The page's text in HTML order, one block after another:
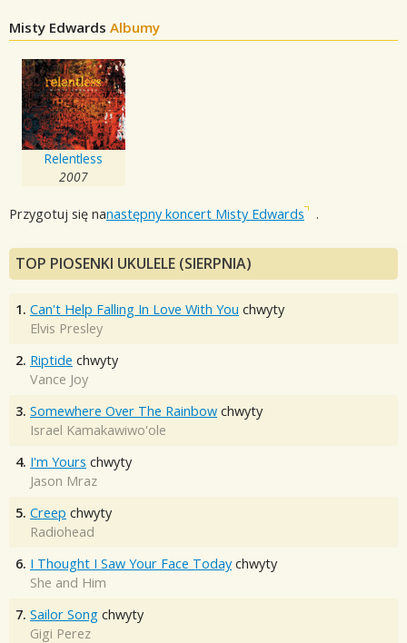
Misty Edwards Albumy
Relentless
2007
Przygotuj się nanastępny koncert Misty Edwards .
TOP PIOSENKI UKULELE (SIERPNIA)
1. Can't Help Falling In Love With You chwyty
Elvis Presley
2. Riptide chwyty
Vance Joy
3. Somewhere Over The Rainbow chwyty
Israel Kamakawiwo'ole
4. I'm Yours chwyty
Jason Mraz
5. Creep chwyty
Radiohead
6. I Thought I Saw Your Face Today chwyty
She and Him
7. Sailor Song chwyty
Gigi Perez